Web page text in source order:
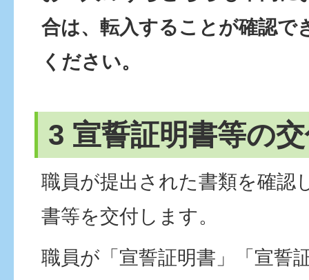
合は、転入することが確認で
ください。
3 宣誓証明書等の
職員が提出された書類を確認
書等を交付します。
職員が「宣誓証明書」「宣誓